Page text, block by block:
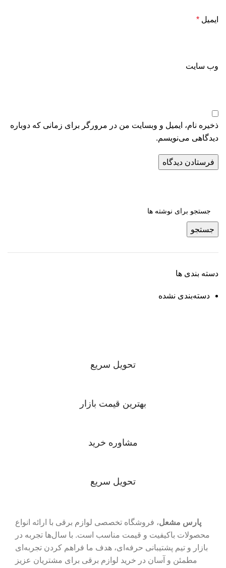
ایمیل *
وب‌ سایت
ذخیره نام، ایمیل و وبسایت من در مرورگر برای زمانی که دوباره
دیدگاهی می‌نویسم.
جستجو
دسته بندی ها
دسته‌بندی نشده
تحویل سریع
بهترین قیمت بازار
مشاوره خرید
تحویل سریع
پارس مشعل، فروشگاه تخصصی لوازم برقی با ارائه انواع
محصولات باکیفیت و قیمت مناسب است. با سال‌ها تجربه در
بازار و تیم پشتیبانی حرفه‌ای، هدف ما فراهم کردن تجربه‌ای
مطمئن و آسان در خرید لوازم برقی برای مشتریان عزیز